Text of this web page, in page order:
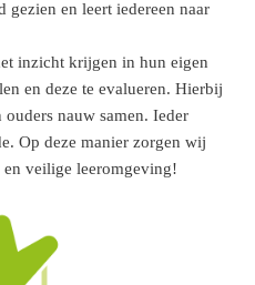
en leert iedereen naar
inzicht krijgen in hun eigen
en deze te evalueren. Hierbij
nauw samen. Ieder
Op deze manier zorgen wij
veilige leeromgeving!